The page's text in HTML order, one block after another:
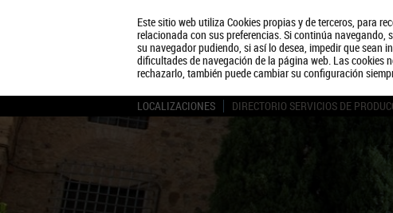
Este sitio web utiliza Cookies propias y de terceros, para
relacionada con sus preferencias. Si continúa
su navegador pudiendo, si así lo desea, impedir que sean
dificultades de navegación de la página web. Las cookies
rechazarlo, también puede cambiar su configuración
LOCALIZACIONES DIRECTORIO SERVICIOS DE